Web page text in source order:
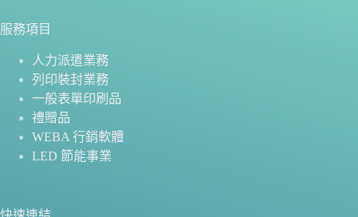
服務項目
人力派遣業務
列印裝封業務
一般表單印刷品
禮贈品
WEBA 行銷軟體
LED 節能事業